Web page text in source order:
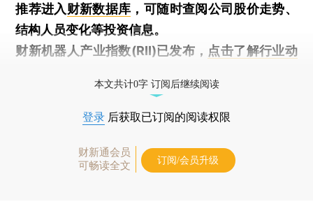
推荐进入财新数据库 ，可随时查阅公司股价走势、
结构人员变化等投资信息。
财新机器人产业指数(RII)已发布， 点击了解行业动
本文共计0字 订阅后继续阅读
登录 后获取已订阅的阅读权限
财新通会员
可畅读全文
订阅/会员升级